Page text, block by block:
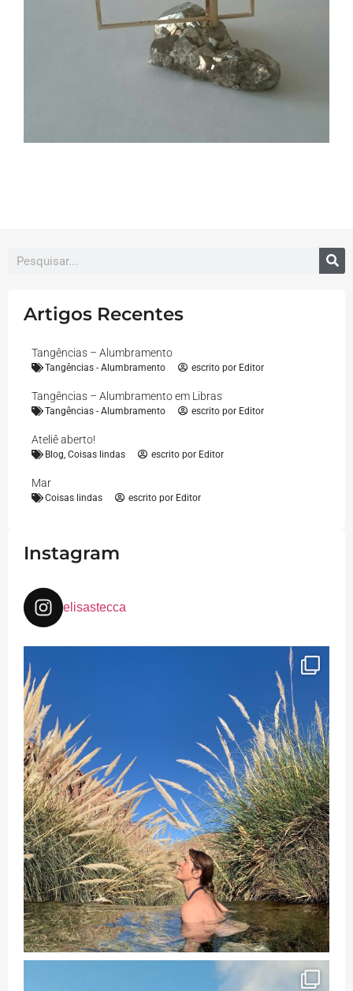
Artigos Recentes
Tangências – Alumbramento
Tangências - Alumbramento escrito por Editor
Tangências – Alumbramento em Libras
Tangências - Alumbramento escrito por Editor
Ateliê aberto!
Blog, Coisas lindas escrito por Editor
Mar
Coisas lindas escrito por Editor
Instagram
elisastecca